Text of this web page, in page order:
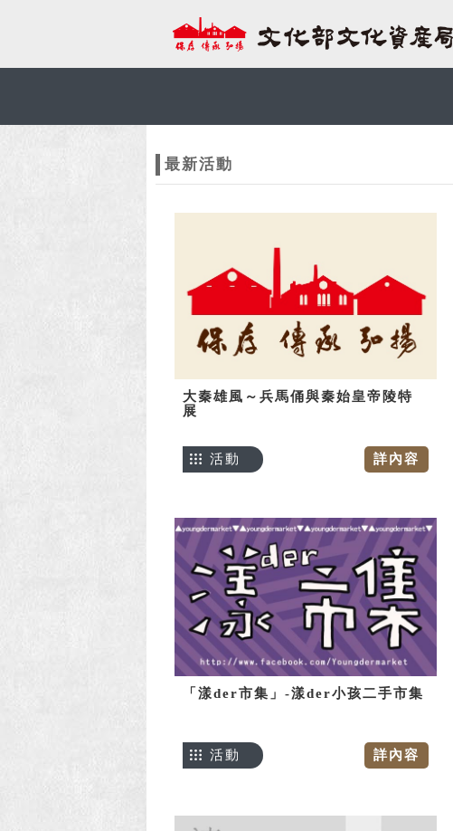
最新活動
大秦雄風～兵馬俑與秦始皇帝陵特
展
詳內容
活動
「漾der市集」-漾der小孩二手市集
詳內容
活動